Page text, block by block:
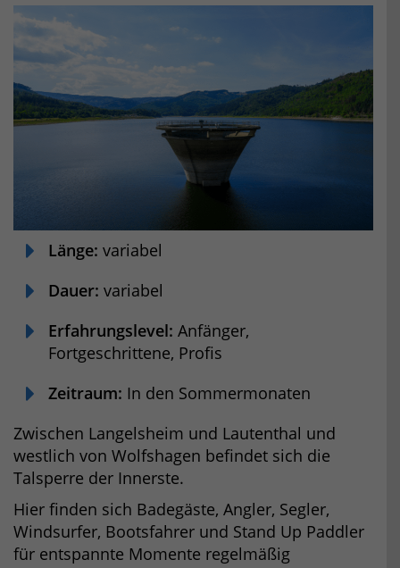
Länge: variabel
Dauer: variabel
Erfahrungslevel: Anfänger,
Fortgeschrittene, Profis
Zeitraum: In den Sommermonaten
Zwischen Langelsheim und Lautenthal und
westlich von Wolfshagen befindet sich die
Talsperre der Innerste.
Hier finden sich Badegäste, Angler, Segler,
Windsurfer, Bootsfahrer und Stand Up Paddler
für entspannte Momente regelmäßig